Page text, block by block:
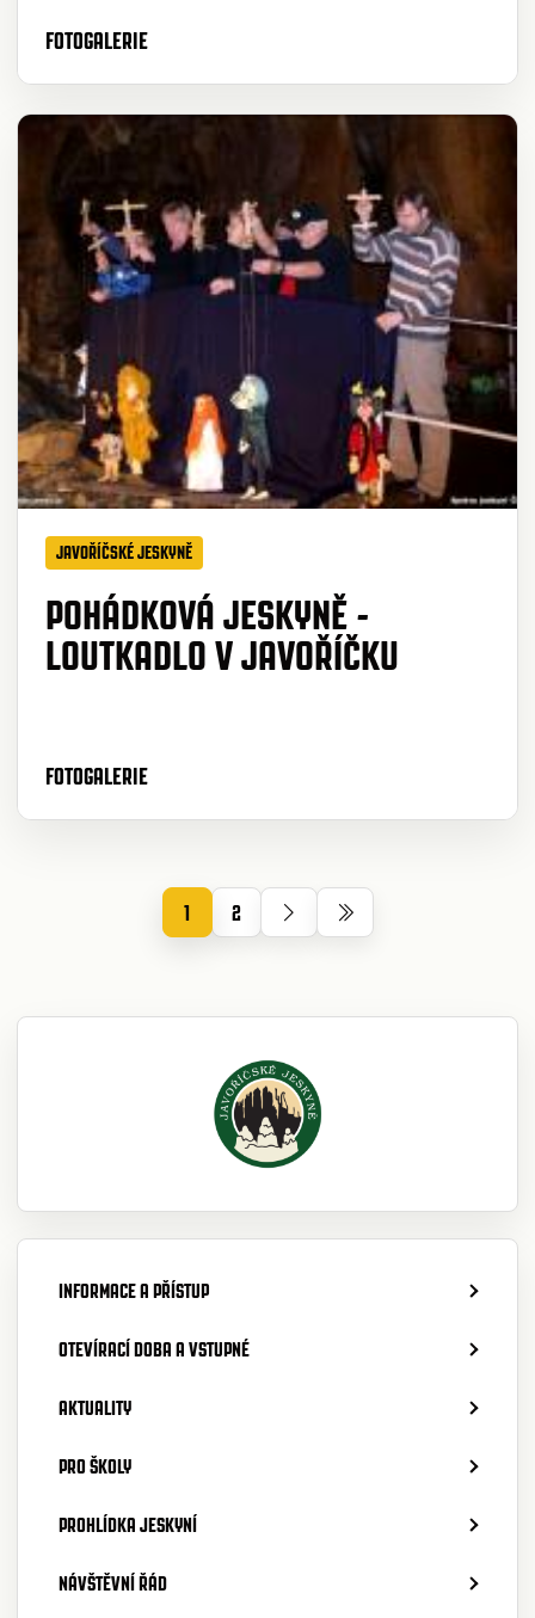
FOTOGALERIE
JAVOŘÍČSKÉ JESKYNĚ
POHÁDKOVÁ JESKYNĚ -
LOUTKADLO V JAVOŘÍČKU
FOTOGALERIE
1 2
INFORMACE A PŘÍSTUP
OTEVÍRACÍ DOBA A VSTUPNÉ
AKTUALITY
PRO ŠKOLY
PROHLÍDKA JESKYNÍ
NÁVŠTĚVNÍ ŘÁD